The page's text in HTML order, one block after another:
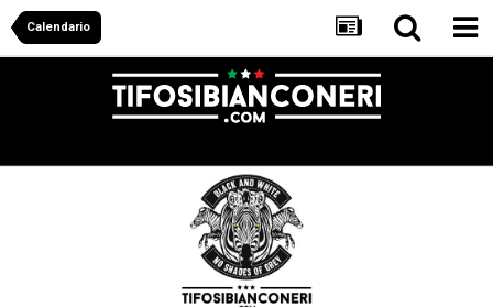
Calendario